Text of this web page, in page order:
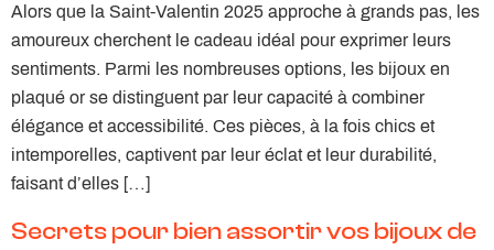
Alors que la Saint-Valentin 2025 approche à grands pas, les
amoureux cherchent le cadeau idéal pour exprimer leurs
sentiments. Parmi les nombreuses options, les bijoux en
plaqué or se distinguent par leur capacité à combiner
élégance et accessibilité. Ces pièces, à la fois chics et
intemporelles, captivent par leur éclat et leur durabilité,
faisant d’elles […]
Secrets pour bien assortir vos bijoux de